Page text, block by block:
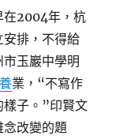
在2004年，杭
排，不得給
玉巖中學明
業，“不寫作
樣子。”印賢文
念改變的題